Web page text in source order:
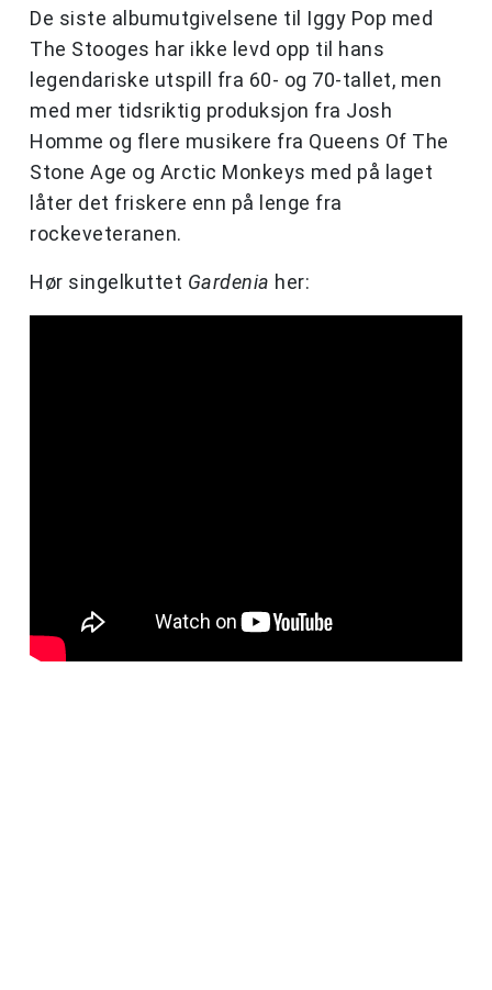
De siste albumutgivelsene til Iggy Pop med
The Stooges har ikke levd opp til hans
legendariske utspill fra 60- og 70-tallet, men
med mer tidsriktig produksjon fra Josh
Homme og flere musikere fra Queens Of The
Stone Age og Arctic Monkeys med på laget
låter det friskere enn på lenge fra
rockeveteranen.
Hør singelkuttet Gardenia her: